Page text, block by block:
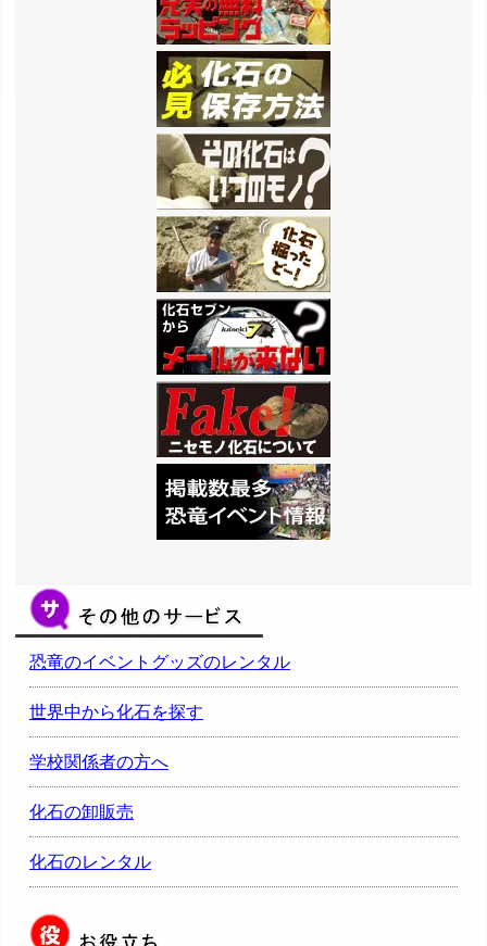
恐竜のイベントグッズのレンタル
世界中から化石を探す
学校関係者の方へ
化石の卸販売
化石のレンタル